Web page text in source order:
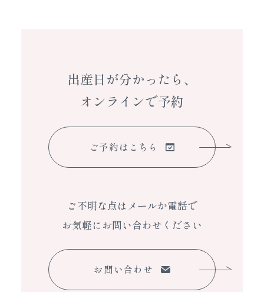
出産日が分かったら、
オンラインで予約
ご予約はこちら
ご不明な点はメールか電話で
お気軽にお問い合わせください
お問い合わせ